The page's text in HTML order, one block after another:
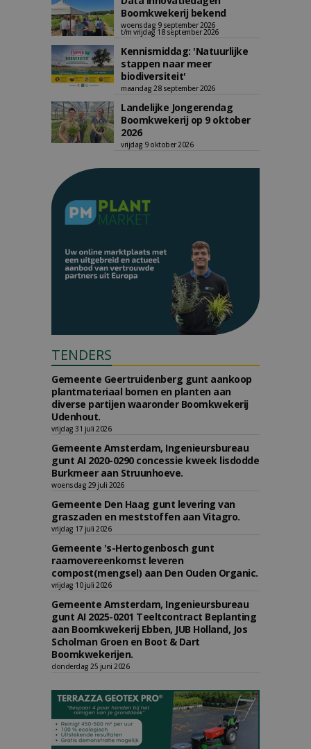
Boomkwekerij bekend
woensdag 9 september 2026
t/m vrijdag 18 september 2026
Kennismiddag: 'Natuurlijke
stappen naar meer
biodiversiteit'
maandag 28 september 2026
Landelijke Jongerendag
Boomkwekerij op 9 oktober
2026
vrijdag 9 oktober 2026
TENDERS
Gemeente Geertruidenberg gunt aankoop
plantmateriaal bomen en planten aan
diverse partijen waaronder Boomkwekerij
Udenhout.
vrijdag 31 juli 2026
Gemeente Amsterdam, Ingenieursbureau
gunt AI 2020-0290 concessie kweek lisdodde
Burkmeer aan Struunhoeve.
woensdag 29 juli 2026
Gemeente Den Haag gunt levering van
graszaden en meststoffen aan Vitagro.
vrijdag 17 juli 2026
Gemeente 's-Hertogenbosch gunt
raamovereenkomst leveren
compost(mengsel) aan Den Ouden Organic.
vrijdag 10 juli 2026
Gemeente Amsterdam, Ingenieursbureau
gunt AI 2025-0201 Teeltcontract Beplanting
aan Boomkwekerij Ebben, JUB Holland, Jos
Scholman Groen en Boot & Dart
Boomkwekerijen.
donderdag 25 juni 2026